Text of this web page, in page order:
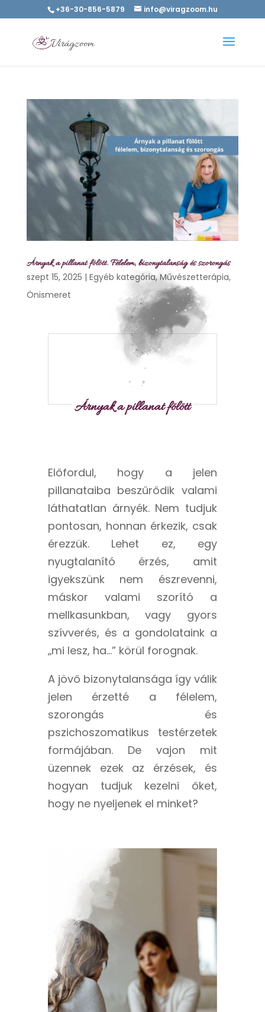
+36-30-856-5879 info@viragzoom.hu
Árnyak a pillanat fölött. Félelem, bizonytalanság és szorongás
szept 15, 2025 | Egyéb kategória,Művészetterápia,
Önismeret
Árnyak a pillanat fölött
Előfordul, hogy a jelen
pillanataiba beszűrődik valami
láthatatlan árnyék. Nem tudjuk
pontosan, honnan érkezik, csak
érezzük. Lehet ez, egy
nyugtalanító érzés, amit
igyekszünk nem észrevenni,
máskor valami szorító a
mellkasunkban, vagy gyors
szívverés, és a gondolataink a
„mi lesz, ha…” körül forognak.
A jövő bizonytalansága így válik
jelen érzetté a félelem,
szorongás és
pszichoszomatikus testérzetek
formájában. De vajon mit
üzennek ezek az érzések, és
hogyan tudjuk kezelni őket,
hogy ne nyeljenek el minket?